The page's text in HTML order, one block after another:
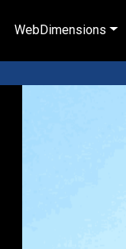
WebDimensions